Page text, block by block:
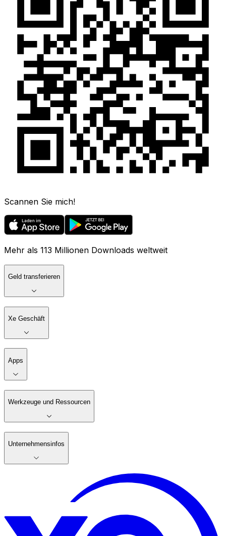
Scannen Sie mich!
Mehr als 113 Millionen Downloads weltweit
Geld transferieren
Xe Geschäft
Apps
Werkzeuge und Ressourcen
Unternehmensinfos